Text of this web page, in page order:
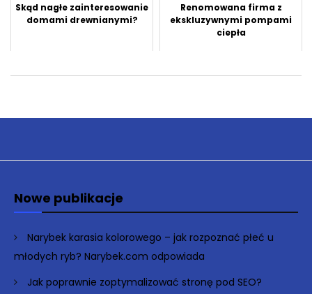
Skąd nagłe zainteresowanie
domami drewnianymi?
Renomowana firma z
ekskluzywnymi pompami
ciepła
Nowe publikacje
Narybek karasia kolorowego – jak rozpoznać płeć u
młodych ryb? Narybek.com odpowiada
Jak poprawnie zoptymalizować stronę pod SEO?